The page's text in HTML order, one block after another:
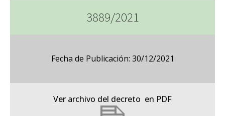
3889/2021
Fecha de Publicación: 30/12/2021
Ver archivo del decreto en PDF